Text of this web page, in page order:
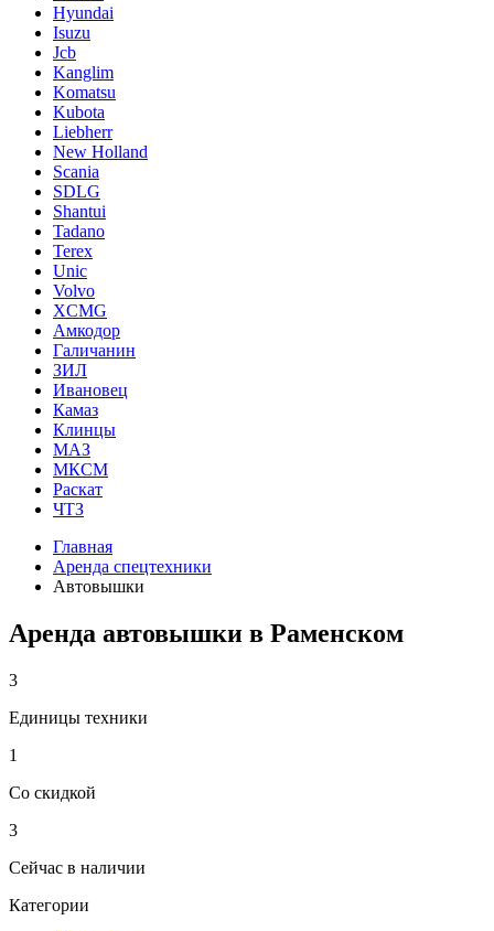
Hyundai
Isuzu
Jcb
Kanglim
Komatsu
Kubota
Liebherr
New Holland
Scania
SDLG
Shantui
Tadano
Terex
Unic
Volvo
XCMG
Амкодор
Галичанин
ЗИЛ
Ивановец
Камаз
Клинцы
МАЗ
МКСМ
Раскат
ЧТЗ
Главная
Аренда спецтехники
Автовышки
Аренда автовышки в Раменском
3
Единицы техники
1
Со скидкой
3
Сейчас в наличии
Категории